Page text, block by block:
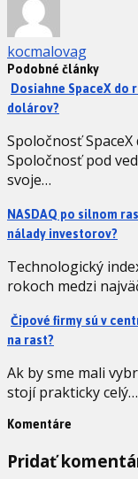
kocmalovag
Podobné články
Dosiahne SpaceX do
dolárov?
Spoločnosť
Spoločnosť pod
svoje…
NASDAQ po silnom
nálady investorov?
Technologický
rokoch medzi
Čipové firmy sú v
na rast?
Ak by sme mali
stojí prakticky celý…
Komentáre
Pridať